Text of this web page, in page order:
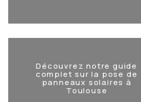
Découvrez notre guide
complet sur la pose de
panneaux solaires à
Toulouse